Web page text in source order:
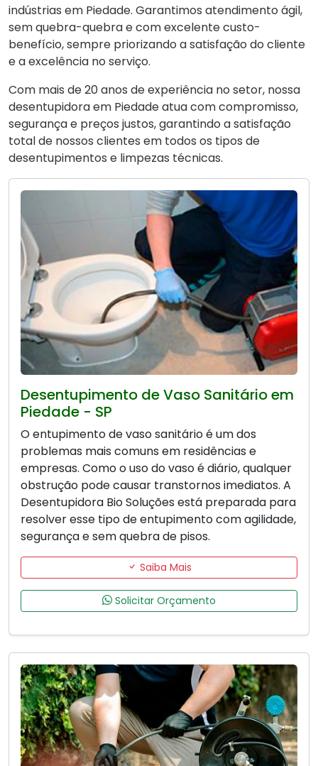
indústrias em Piedade. Garantimos atendimento ágil,
sem quebra-quebra e com excelente custo-
benefício, sempre priorizando a satisfação do cliente
e a excelência no serviço.
Com mais de 20 anos de experiência no setor, nossa
desentupidora em Piedade atua com compromisso,
segurança e preços justos, garantindo a satisfação
total de nossos clientes em todos os tipos de
desentupimentos e limpezas técnicas.
Desentupimento de Vaso Sanitário em
Piedade - SP
O entupimento de vaso sanitário é um dos
problemas mais comuns em residências e
empresas. Como o uso do vaso é diário, qualquer
obstrução pode causar transtornos imediatos. A
Desentupidora Bio Soluções está preparada para
resolver esse tipo de entupimento com agilidade,
segurança e sem quebra de pisos.
Saiba Mais
Solicitar Orçamento